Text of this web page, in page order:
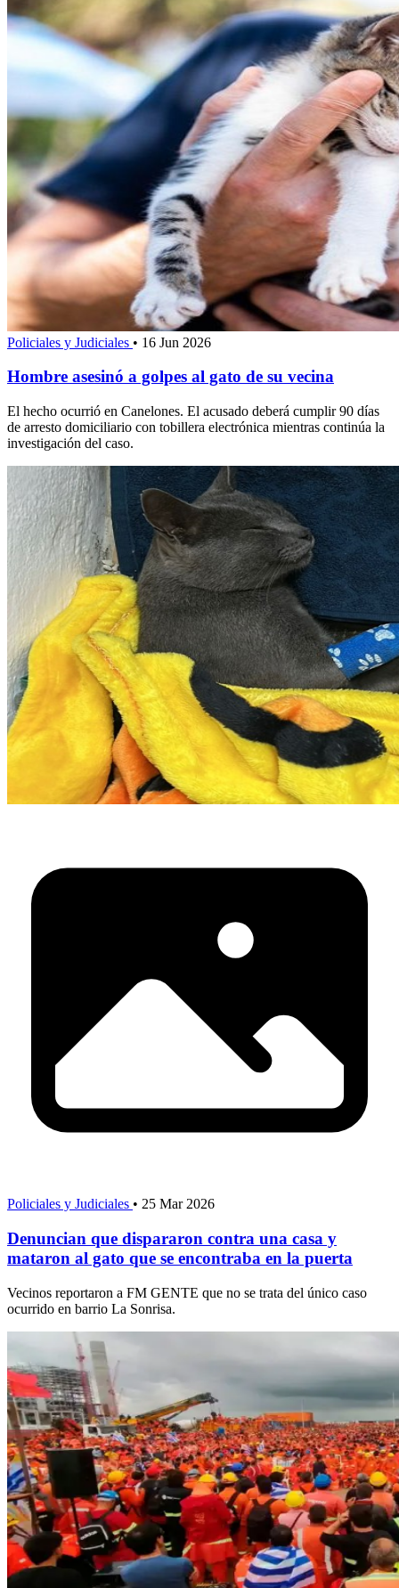
Policiales y Judiciales • 16 Jun 2026
Hombre asesinó a golpes al gato de su vecina
El hecho ocurrió en Canelones. El acusado deberá cumplir 90 días
de arresto domiciliario con tobillera electrónica mientras continúa la
investigación del caso.
Policiales y Judiciales • 25 Mar 2026
Denuncian que dispararon contra una casa y
mataron al gato que se encontraba en la puerta
Vecinos reportaron a FM GENTE que no se trata del único caso
ocurrido en barrio La Sonrisa.